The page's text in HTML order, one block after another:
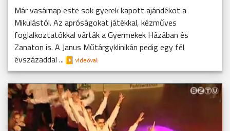
Már vasárnap este sok gyerek kapott ajándékot a
Mikulástól. Az apróságokat játékkal, kézműves
foglalkoztatókkal várták a Gyermekek Házában és
Zanaton is. A Janus Műtárgyklinikán pedig egy fél
évszázaddal ...